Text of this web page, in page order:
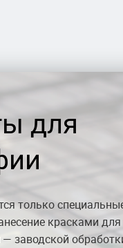
для
только
красками
заводской